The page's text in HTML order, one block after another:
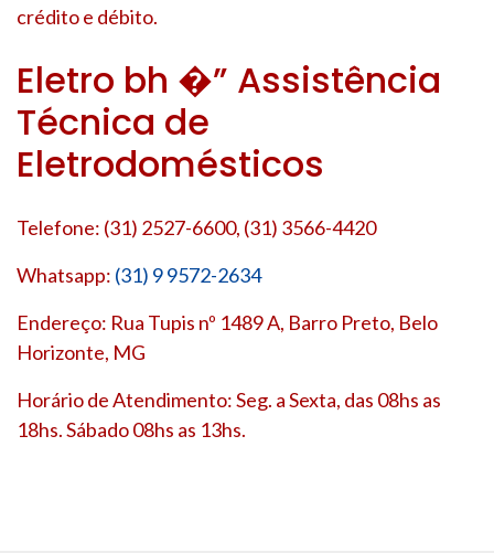
crédito e débito.
Eletro bh �” Assistência
Técnica de
Eletrodomésticos
Telefone: (31) 2527-6600, (31) 3566-4420
Whatsapp: (31) 9 9572-2634
Endereço: Rua Tupis nº 1489 A, Barro Preto, Belo
Horizonte, MG
Horário de Atendimento: Seg. a Sexta, das 08hs as
18hs. Sábado 08hs as 13hs.